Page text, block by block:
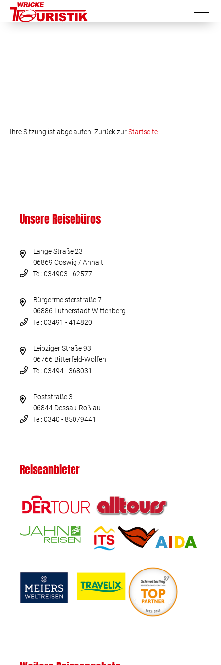
Ihre Sitzung ist abgelaufen. Zurück zurStartseite
Unsere Reisebüros
Lange Straße 23
06869 Coswig / Anhalt
Tel: 034903 - 62577
Bürgermeisterstraße 7
06886 Lutherstadt Wittenberg
Tel: 03491 - 414820
Leipziger Straße 93
06766 Bitterfeld-Wolfen
Tel: 03494 - 368031
Poststraße 3
06844 Dessau-Roßlau
Tel: 0340 - 85079441
Reiseanbieter